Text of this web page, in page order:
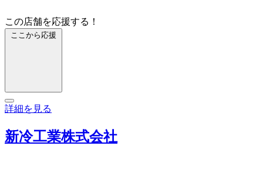
この店舗を応援する！
ここから応援
詳細を見る
新冷工業株式会社